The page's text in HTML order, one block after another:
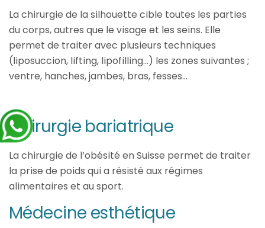
La chirurgie de la silhouette cible toutes les parties
du corps, autres que le visage et les seins. Elle
permet de traiter avec plusieurs techniques
(liposuccion, lifting, lipofilling…) les zones suivantes ;
ventre, hanches, jambes, bras, fesses…
Chirurgie bariatrique
La chirurgie de l’obésité en Suisse permet de traiter
la prise de poids qui a résisté aux régimes
alimentaires et au sport.
Médecine esthétique